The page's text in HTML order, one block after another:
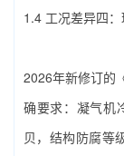
1.4 工况差异四
2026年新修订的
确要求：凝气机
贝，结构防腐等